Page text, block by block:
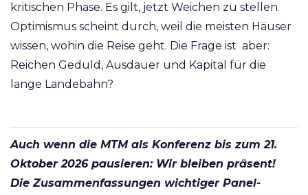
kritischen Phase. Es gilt, jetzt Weichen zu stellen.
Optimismus scheint durch, weil die meisten Häuser
wissen, wohin die Reise geht. Die Frage ist aber:
Reichen Geduld, Ausdauer und Kapital für die
lange Landebahn?
Auch wenn die MTM als Konferenz bis zum 21.
Oktober 2026 pausieren: Wir bleiben präsent!
Die Zusammenfassungen wichtiger Panel-